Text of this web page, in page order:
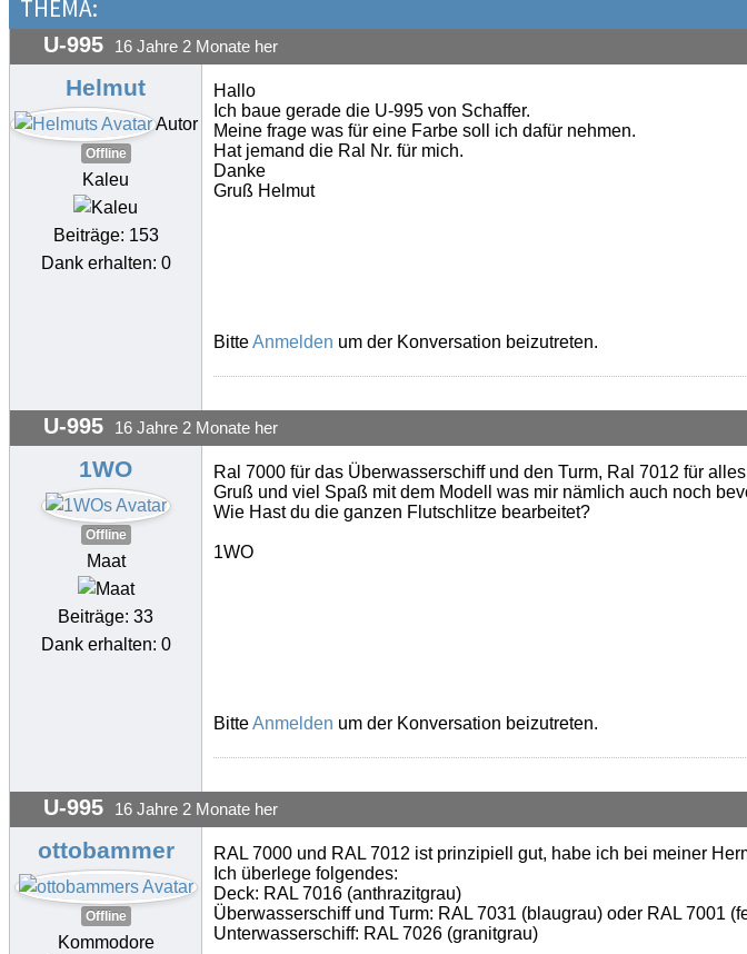
THEMA:
U-995 16 Jahre 2 Monate her
Helmut
Autor
Offline
Kaleu
Beiträge: 153
Dank erhalten: 0
Hallo
Ich baue gerade die U-995 von Schaffer.
Meine frage was für eine Farbe soll ich dafür nehmen.
Hat jemand die Ral Nr. für mich.
Danke
Gruß Helmut
BitteAnmelden um der Konversation beizutreten.
U-995 16 Jahre 2 Monate her
1WO
Offline
Maat
Beiträge: 33
Dank erhalten: 0
Ral 7000 für das Überwasserschiff und den Turm, Ral 7012 für
Gruß und viel Spaß mit dem Modell was mir nämlich auch noch
Wie Hast du die ganzen Flutschlitze bearbeitet?
1WO
BitteAnmelden um der Konversation beizutreten.
U-995 16 Jahre 2 Monate her
ottobammer
Offline
Kommodore
RAL 7000 und RAL 7012 ist prinzipiell gut, habe ich bei meiner
Ich überlege folgendes:
Deck: RAL 7016 (anthrazitgrau)
Überwasserschiff und Turm: RAL 7031 (blaugrau) oder RAL 7001
Unterwasserschiff: RAL 7026 (granitgrau)